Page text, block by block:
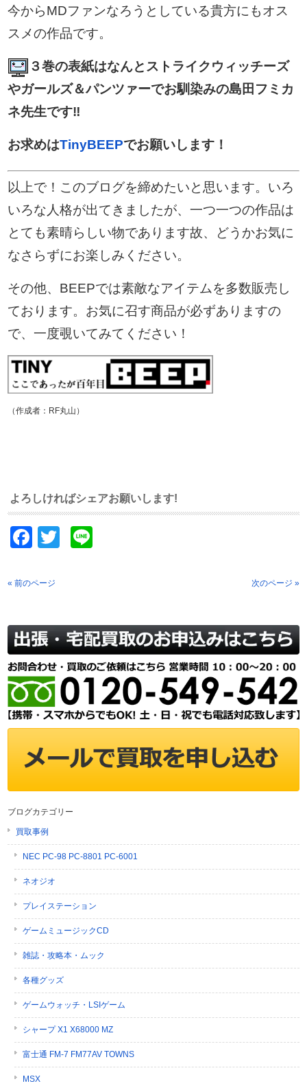
今からMDファンなろうとしている貴方にもオス
スメの作品です。
３巻の表紙はなんとストライクウィッチーズ
やガールズ＆パンツァーでお馴染みの島田フミカ
ネ先生です‼︎
お求めはTinyBEEPでお願いします！
以上で！このブログを締めたいと思います。いろ
いろな人格が出てきましたが、一つ一つの作品は
とても素晴らしい物であります故、どうかお気に
なさらずにお楽しみください。
その他、BEEPでは素敵なアイテムを多数販売し
ております。お気に召す商品が必ずありますの
で、一度覗いてみてください！
（作成者：RF丸山）
よろしければシェアお願いします!
Facebook
Twitter
« 前のページ 次のページ »
ブログカテゴリー
買取事例
NEC PC-98 PC-8801 PC-6001
ネオジオ
プレイステーション
ゲームミュージックCD
雑誌・攻略本・ムック
各種グッズ
ゲームウォッチ・LSIゲーム
シャープ X1 X68000 MZ
富士通 FM-7 FM77AV TOWNS
MSX